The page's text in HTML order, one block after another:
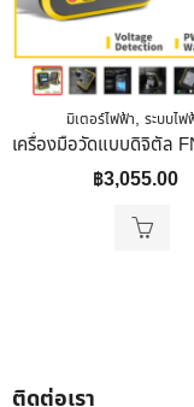
มิเตอร์ไฟฟ้า, ระบบไฟ
฿3,055.00
ติดต่อเรา